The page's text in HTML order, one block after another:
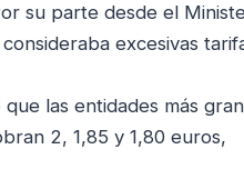
su parte desde el
excesivas
las entidades más
2, 1,85 y 1,80 euros,